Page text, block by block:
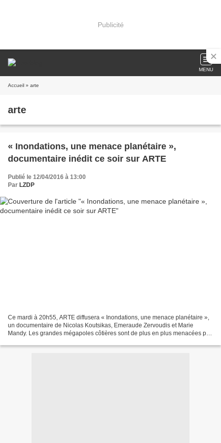
Publicité
MENU
Accueil » arte
arte
« Inondations, une menace planétaire »,
documentaire inédit ce soir sur ARTE
Publié le 12/04/2016 à 13:00
Par LZDP
Ce mardi à 20h55, ARTE diffusera « Inondations, une menace planétaire »,
un documentaire de Nicolas Koutsikas, Emeraude Zervoudis et Marie
Mandy. Les grandes mégapoles côtières sont de plus en plus menacées par